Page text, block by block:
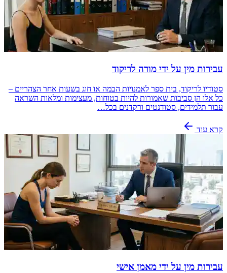
עבירות מין על ידי מורה לריקוד
סטודיו לריקוד, בית ספר לאמנויות הבמה או חוג בשעות אחר הצהריים –
כל אלו הן סביבות שאמורות להיות בטוחות, מעצימות ומלאות השראה
עבור תלמידים, סטודנטים ורקדנים בכל…
קרא עוד
עבירות מין על ידי מאמן אישי